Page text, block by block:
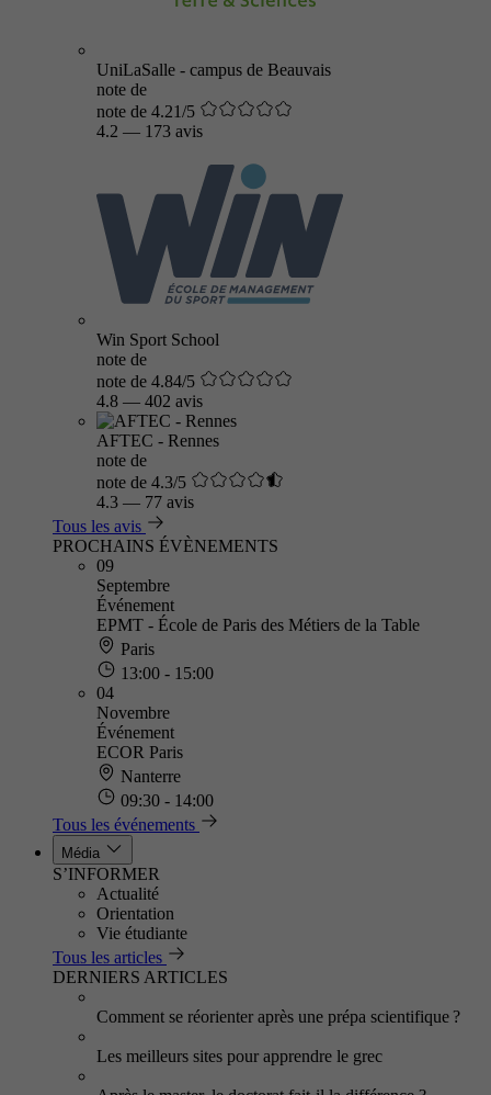
UniLaSalle - campus de Beauvais
note de
note de 4.21/5
4.2 — 173 avis
Win Sport School
note de
note de 4.84/5
4.8 — 402 avis
AFTEC - Rennes
note de
note de 4.3/5
4.3 — 77 avis
Tous les avis
PROCHAINS ÉVÈNEMENTS
09
Septembre
Événement
EPMT - École de Paris des Métiers de la Table
Paris
13:00 - 15:00
04
Novembre
Événement
ECOR Paris
Nanterre
09:30 - 14:00
Tous les événements
Média
S’INFORMER
Actualité
Orientation
Vie étudiante
Tous les articles
DERNIERS ARTICLES
Comment se réorienter après une prépa scientifique ?
Les meilleurs sites pour apprendre le grec